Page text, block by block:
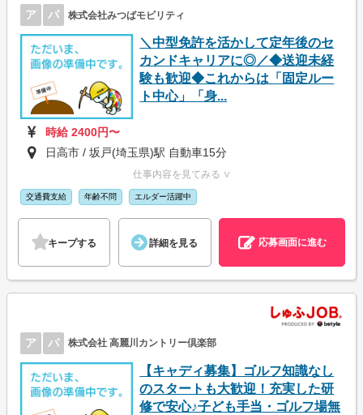
ア パ 株式会社みつばモビリティ
＼中型免許を活かして定年後のセ
カンドキャリアに◎／◆送迎未経
験も歓迎◆これからは「固定ルー
ト中心」「身...
時給 2400円〜
日高市 / 坂戸(埼玉県)駅 自動車15分
仕事内容を見てみる ∨
交通費支給 年齢不問 エルダー活躍中
キープする 詳細を見る 応募画面に進む
ア パ 株式会社 高麗川カントリー倶楽部
【キャディ募集】ゴルフ知識なし
のスタートも大歓迎！充実した研
修で安心♪子ども手当・ゴルフ場無